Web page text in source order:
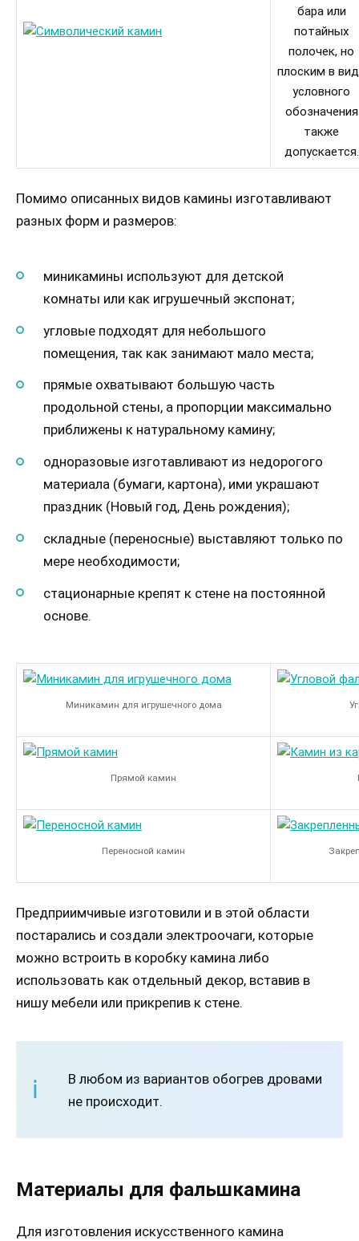
бара или
потайных
полочек, но
плоским в
условного
обозначения
также
допускается.
Помимо описанных видов камины изготавливают
разных форм и размеров:
миникамины используют для детской
комнаты или как игрушечный экспонат;
угловые подходят для небольшого
помещения, так как занимают мало места;
прямые охватывают большую часть
продольной стены, а пропорции максимально
приближены к натуральному камину;
одноразовые изготавливают из недорогого
материала (бумаги, картона), ими украшают
праздник (Новый год, День рождения);
складные (переносные) выставляют только по
мере необходимости;
стационарные крепят к стене на постоянной
основе.
Миникамин для игрушечного дома
Прямой камин
Переносной камин
Предприимчивые изготовили и в этой области
постарались и создали электроочаги, которые
можно встроить в коробку камина либо
использовать как отдельный декор, вставив в
нишу мебели или прикрепив к стене.
В любом из вариантов обогрев дровами
не происходит.
Материалы для фальшкамина
Для изготовления искусственного камина